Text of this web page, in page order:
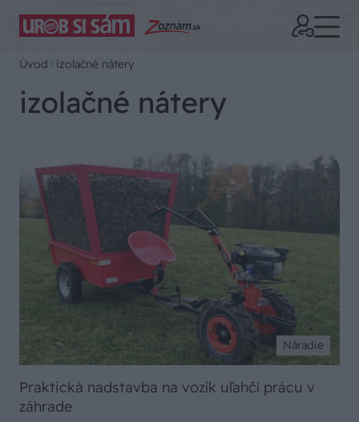
Úvod izolačné nátery
izolačné nátery
Náradie
Praktická nadstavba na vozík uľahčí prácu v
záhrade